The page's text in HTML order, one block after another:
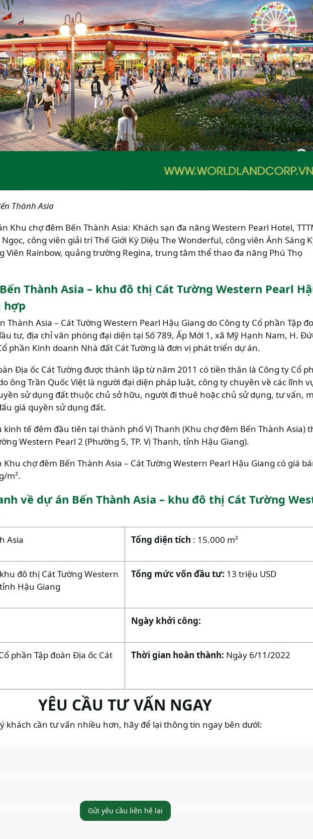
Thành Asia
Khu chợ đêm Bến Thành Asia: Khách sạn đa năng Western Pearl Hotel,
công viên giải trí Thế Giới Kỳ Diệu The Wonderful, công viên Ánh Sáng
Viên Rainbow, quảng trường Regina, trung tâm thể thao đa năng Phú Thọ
Thành Asia – khu đô thị Cát Tường Western Pearl
hợp
Thành Asia – Cát Tường Western Pearl Hậu Giang do Công ty Cổ phần Tập
tư, địa chỉ văn phòng đại diện tại Số 789, Ấp Mới 1, xã Mỹ Hạnh Nam, H.
phần Kinh doanh Nhà đất Cát Tường là đơn vị phát triển dự án.
Địa ốc Cát Tường được thành lập từ năm 2011 có tiền thân là Công ty Cổ
ông Trần Quốc Việt là người đại diện pháp luật, công ty chuyên về các lĩnh
sử dụng đất thuộc chủ sở hữu, người đi thuê hoặc chủ sử dụng, tư vấn,
giá quyền sử dụng đất.
tế đêm đầu tiên tại thành phố Vị Thanh (Khu chợ đêm Bến Thành Asia)
Western Pearl 2 (Phường 5, TP. Vị Thanh, tỉnh Hậu Giang).
chợ đêm Bến Thành Asia – Cát Tường Western Pearl Hậu Giang có giá
m².
về dự án Bến Thành Asia – khu đô thị Cát Tường
Asia Tổng diện tích : 15.000 m²
đô thị Cát Tường Western
Hậu Giang
Tổng mức vốn đầu tư: 13 triệu USD
Ngày khởi công:
phần Tập đoàn Địa ốc Cát
Thời gian hoàn thành: Ngày 6/11/2022
YÊU CẦU TƯ VẤN NGAY
khách cần tư vấn nhiều hơn, hãy để lại thông tin ngay bên dưới:
Gửi yêu cầu liên hệ lại